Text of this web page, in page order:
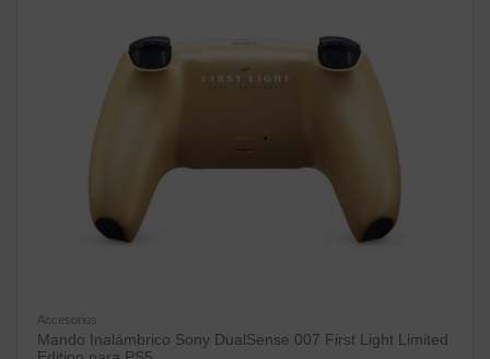
Accesorios
Mando Inalámbrico Sony DualSense 007 First Light Limited